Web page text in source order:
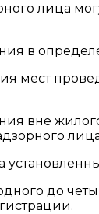
лица
в
мест
вне
до